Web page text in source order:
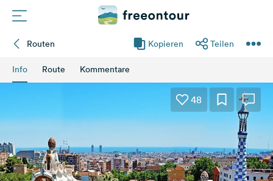
Magazin
Partner
Routen Kopieren Teilen
Info Route Kommentare
48